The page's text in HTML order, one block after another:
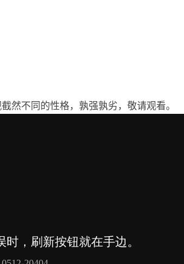
然不同的性格，孰强孰劣，敬请观看。